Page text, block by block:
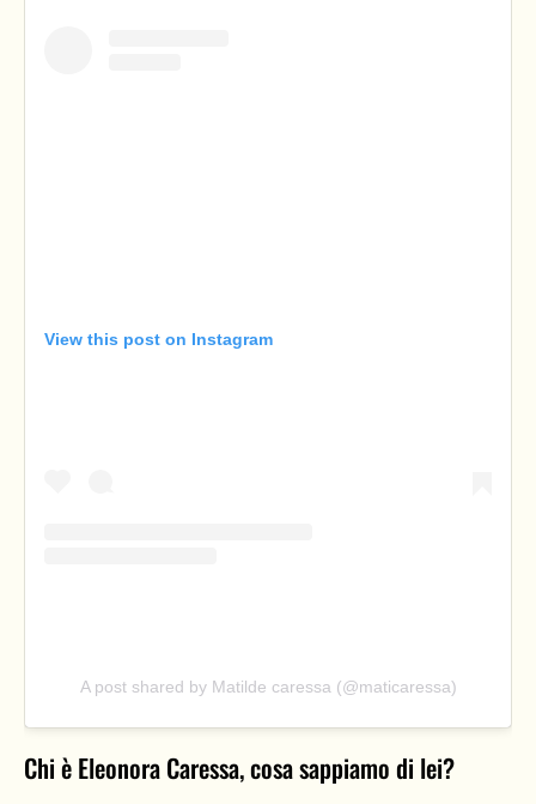
View this post on Instagram
A post shared by Matilde caressa (@maticaressa)
Chi è Eleonora Caressa, cosa sappiamo di lei?